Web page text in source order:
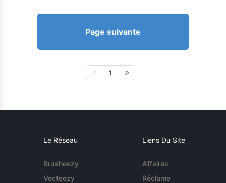
Page suivante
1
Le Réseau
Brusheezy
Vecteezy
Liens Du Site
Affaires
Réclame